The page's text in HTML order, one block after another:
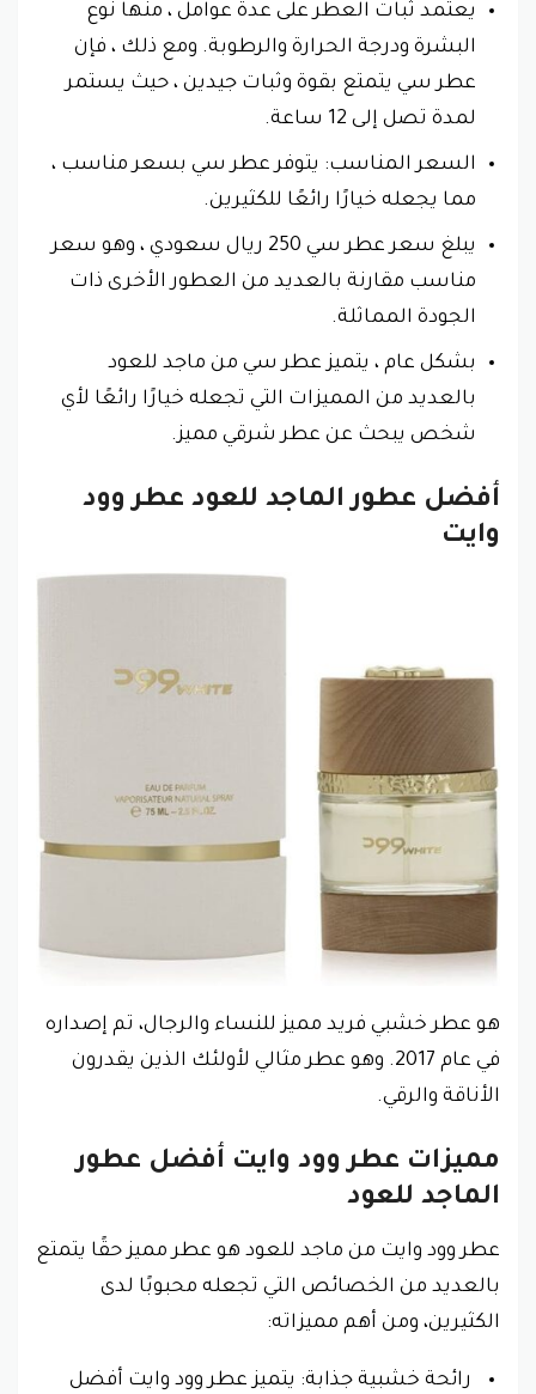
يعتمد ثبات العطر على عدة عوامل ، منها نوع
البشرة ودرجة الحرارة والرطوبة. ومع ذلك ، فإن
عطر سي يتمتع بقوة وثبات جيدين ، حيث يستمر
لمدة تصل إلى 12 ساعة.
السعر المناسب: يتوفر عطر سي بسعر مناسب ،
مما يجعله خيارًا رائعًا للكثيرين.
يبلغ سعر عطر سي 250 ريال سعودي ، وهو سعر
مناسب مقارنة بالعديد من العطور الأخرى ذات
الجودة المماثلة.
بشكل عام ، يتميز عطر سي من ماجد للعود
بالعديد من المميزات التي تجعله خيارًا رائعًا لأي
شخص يبحث عن عطر شرقي مميز.
أفضل عطور الماجد للعود عطر وود
وايت
هو عطر خشبي فريد مميز للنساء والرجال، تم إصداره
في عام 2017. وهو عطر مثالي لأولئك الذين يقدرون
الأناقة والرقي.
مميزات عطر وود وايت أفضل عطور
الماجد للعود
عطر وود وايت من ماجد للعود هو عطر مميز حقًا يتمتع
بالعديد من الخصائص التي تجعله محبوبًا لدى
الكثيرين، ومن أهم مميزاته:
رائحة خشبية جذابة: يتميز عطر وود وايت أفضل